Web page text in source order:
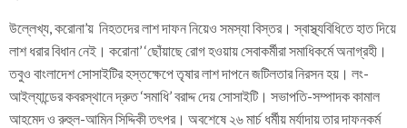
উল্লেখ্য, করোনা’য় নিহতদের লাশ দাফন নিয়েও সমস্যা বিস্তর। স্বাস্থ্যবিধিতে হাত দিয়ে
লাশ ধরার বিধান নেই। করোনা’ ‘ছোঁয়াছে রোগ হওয়ায় সেবাকর্মীরা সমাধিকর্মে অনাগ্রহী।
তবুও বাংলাদেশ সোসাইটির হস্তক্ষেপে তৃষার লাশ দাপনে জটিলতার নিরসন হয়। লং-
আইল্যান্ডের কবরস্থানে দ্রুত ‘সমাধি’ বরাদ্দ দেয় সোসাইটি। সভাপতি-সম্পাদক কামাল
আহমেদ ও রুহুল-আমিন সিদ্দিকী তৎপর। অবশেষে ২৬ মার্চ ধর্মীয় মর্যাদায় তার দাফনকর্ম